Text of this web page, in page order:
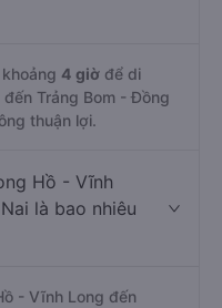
4 giờ để di
Trảng Bom - Đồng
thuận lợi.
Hồ - Vĩnh
là bao nhiêu
- Vĩnh Long đến